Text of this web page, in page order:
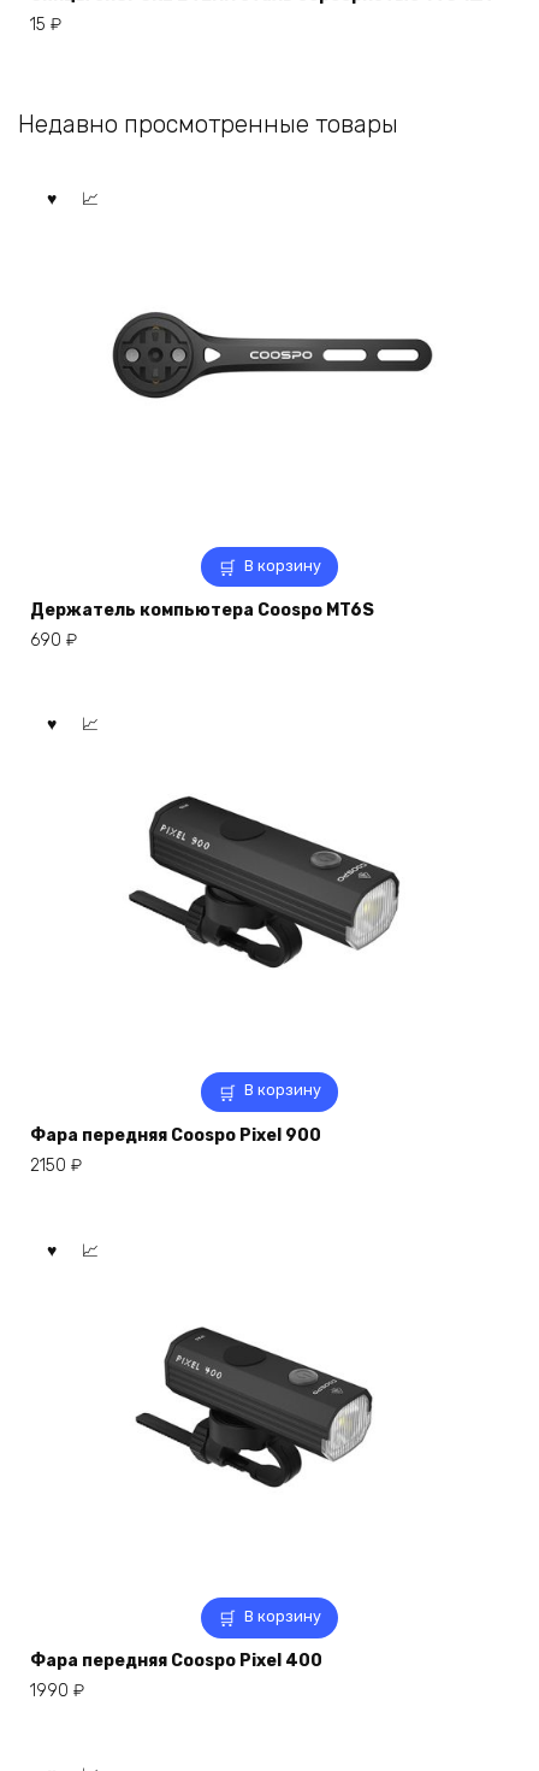
15 ₽
Недавно просмотренные товары
В корзину
Держатель компьютера Coospo MT6S
690 ₽
В корзину
Фара передняя Coospo Pixel 900
2150 ₽
В корзину
Фара передняя Coospo Pixel 400
1990 ₽